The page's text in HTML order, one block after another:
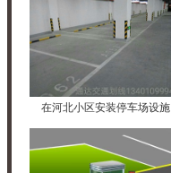
在河北小区安装停车场设施